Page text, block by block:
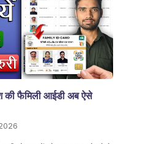
की फैमिली आईडी अब ऐसे